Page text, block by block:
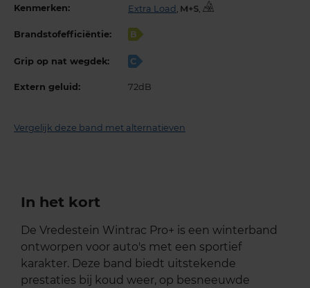
Kenmerken: Extra Load , ,
Brandstofefficiëntie: B
Grip op nat wegdek: C
Extern geluid: 72dB
Vergelijk deze band met alternatieven
In het kort
De Vredestein Wintrac Pro+ is een winterband
ontworpen voor auto's met een sportief
karakter. Deze band biedt uitstekende
prestaties bij koud weer, op besneeuwde